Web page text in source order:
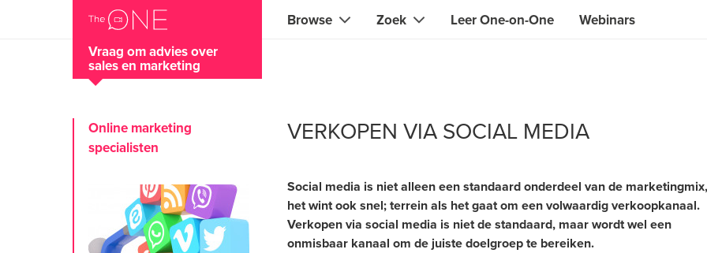
Browse
Creatieven & designers
Leraren
Consultants
Beauty & health specialisten
Web & software developers
Klusjesmannen en hoveniers
Zoek Leer One-on-One Webinars
Vraag om advies over
sales en marketing
Online marketing
specialisten
VERKOPEN VIA SOCIAL MEDIA
Social media is niet alleen een standaard onderdeel van de marketingmix,
het wint ook snel; terrein als het gaat om een volwaardig verkoopkanaal.
Verkopen via social media is niet de standaard, maar wordt wel een
onmisbaar kanaal om de juiste doelgroep te bereiken.